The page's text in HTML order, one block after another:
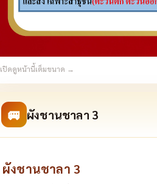
เปิดดูหน้านี้เต็มขนาด →
🚐 ผังชานชาลา 3
ผังชานชาลา 3